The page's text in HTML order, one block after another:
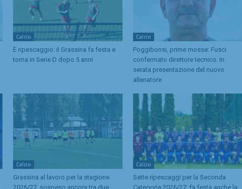
Calcio
È ripescaggio: il Grassina fa festa e
torna in Serie D dopo 5 anni
Calcio
Poggibonsi, prime mosse: Fusci
confermato direttore tecnico. In
serata presentazione del nuovo
allenatore
Calcio
Grassina al lavoro per la stagione
2026/27, sospeso ancora tra due
Calcio
Sette ripescaggi per la Seconda
Categoria 2026/27: fa festa anche la